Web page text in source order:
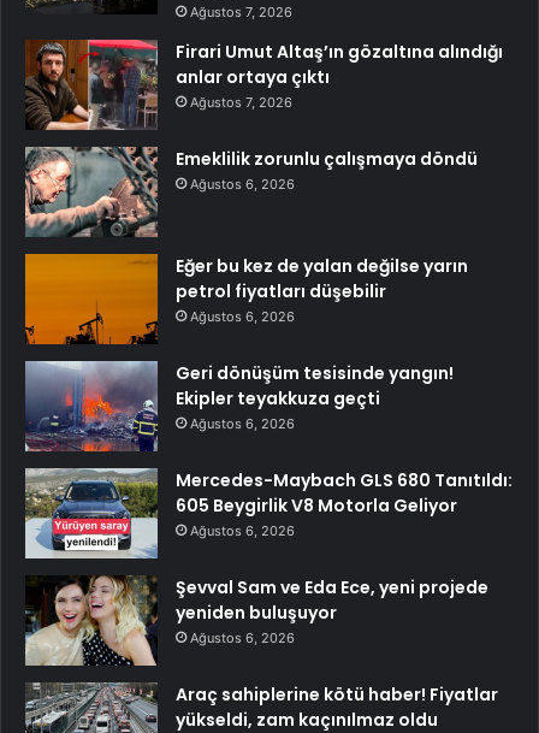
Ağustos 7, 2026
Firari Umut Altaş’ın gözaltına alındığı
anlar ortaya çıktı
Ağustos 7, 2026
Emeklilik zorunlu çalışmaya döndü
Ağustos 6, 2026
Eğer bu kez de yalan değilse yarın
petrol fiyatları düşebilir
Ağustos 6, 2026
Geri dönüşüm tesisinde yangın!
Ekipler teyakkuza geçti
Ağustos 6, 2026
Mercedes-Maybach GLS 680 Tanıtıldı:
605 Beygirlik V8 Motorla Geliyor
Ağustos 6, 2026
Şevval Sam ve Eda Ece, yeni projede
yeniden buluşuyor
Ağustos 6, 2026
Araç sahiplerine kötü haber! Fiyatlar
yükseldi, zam kaçınılmaz oldu